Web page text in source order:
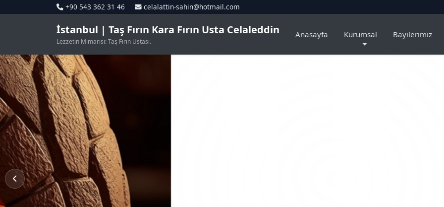
+90 543 362 31 46 celalattin-sahin@hotmail.com
İstanbul | Taş Fırın Kara Fırın Usta Celaleddin
Lezzetin Mimarisi: Taş Fırın Ustası.
Anasayfa Kurumsal Bayilerimiz